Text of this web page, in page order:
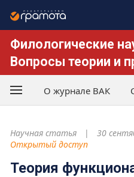
Филологические
Вопросы теории и
О журнале ВАК
Научная статья
30
Открытый доступ
Теория